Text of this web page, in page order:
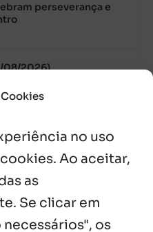
no uso
Ao aceitar,
as
Se clicar em
os
perseverança e
08/2026)
celebra aniversário
2026 – Centro Infantil